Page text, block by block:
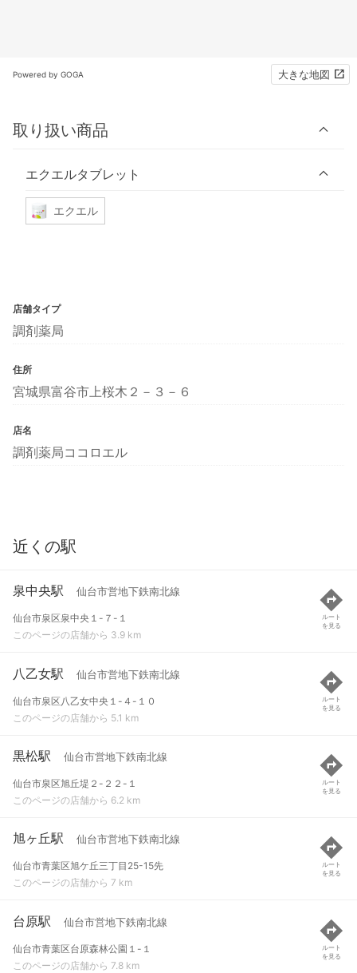
Powered by GOGA 大きな地図
取り扱い商品
エクエルタブレット
エクエル
店舗タイプ
調剤薬局
住所
宮城県富谷市上桜木２－３－６
店名
調剤薬局ココロエル
近くの駅
泉中央駅 仙台市営地下鉄南北線
仙台市泉区泉中央１-７-１
このページの店舗から 3.9 km
ルート
を見る
八乙女駅 仙台市営地下鉄南北線
仙台市泉区八乙女中央１-４-１０
このページの店舗から 5.1 km
ルート
を見る
黒松駅 仙台市営地下鉄南北線
仙台市泉区旭丘堤２-２２-１
このページの店舗から 6.2 km
ルート
を見る
旭ヶ丘駅 仙台市営地下鉄南北線
仙台市青葉区旭ケ丘三丁目25-15先
このページの店舗から 7 km
ルート
を見る
台原駅 仙台市営地下鉄南北線
仙台市青葉区台原森林公園１-１
このページの店舗から 7.8 km
ルート
を見る